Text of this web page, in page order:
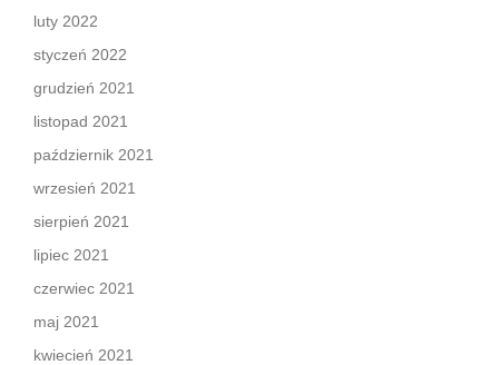
luty 2022
styczeń 2022
grudzień 2021
listopad 2021
październik 2021
wrzesień 2021
sierpień 2021
lipiec 2021
czerwiec 2021
maj 2021
kwiecień 2021